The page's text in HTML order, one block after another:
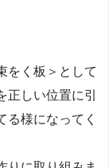
をく板＞として
しい位置に引
る様になってく